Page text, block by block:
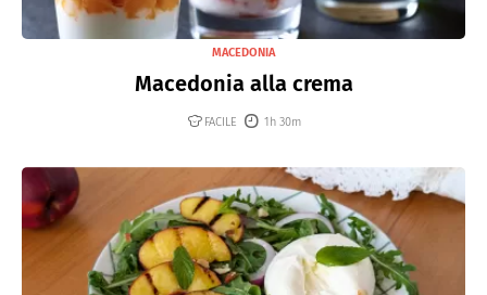
MACEDONIA
Macedonia alla crema
FACILE 1h 30m